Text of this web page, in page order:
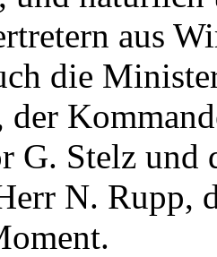
aus
die
der
G. Stelz und
N. Rupp,